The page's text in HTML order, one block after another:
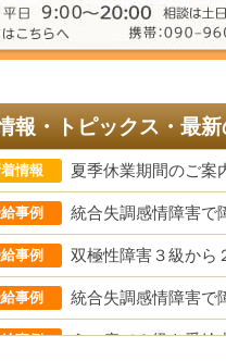
報・トピックス・最新
情報 夏季休業期間のご案
事例 統合失調感情障害で
事例 双極性障害３級から
事例 統合失調感情障害で
事例 うつ病で２級を受給